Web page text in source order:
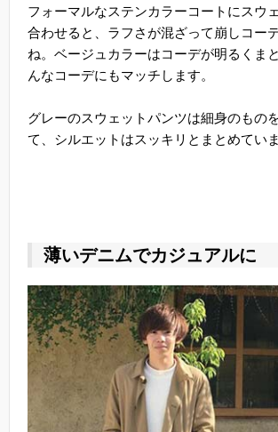
フォーマルなステンカラーコートにスウ
合わせると、ラフさが混ざって崩しコー
ね。ベージュカラーはコーデが明るくま
んなコーデにもマッチします。
グレーのスウェットパンツは細身のもの
て、シルエットはスッキリとまとめていま
薄いデニムでカジュアルに